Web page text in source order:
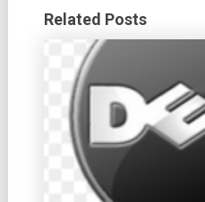
Related Posts